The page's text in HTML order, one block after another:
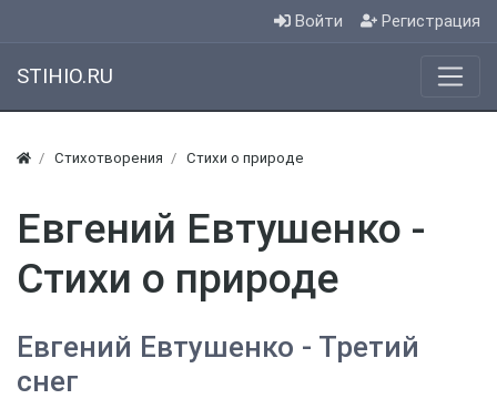
Войти Регистрация
STIHIO.RU
Стихотворения Стихи о природе
Евгений Евтушенко -
Стихи о природе
Евгений Евтушенко - Третий
снег